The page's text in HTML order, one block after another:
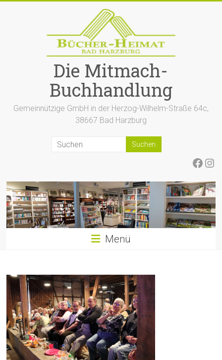
Die Mitmach-
Buchhandlung
Gemeinnützige GmbH in der Herzog-Wilhelm-Straße 64c,
38667 Bad Harzburg
Menü